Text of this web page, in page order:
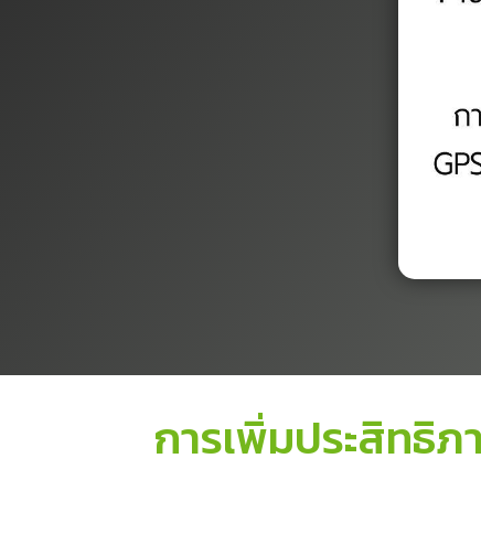
การเพิ่มประสิทธิ